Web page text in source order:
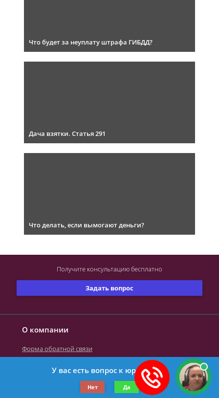
Что будет за неуплату штрафа ГИБДД?
Дача взятки. Статья 291
Что делать, если вымогают деньги?
О компании
Форма обратной связи
©2019-2026 Все права защищены.
Задать вопрос
Получите консультациюбесплатно
У вас есть вопрос к юристу?
Нет Да